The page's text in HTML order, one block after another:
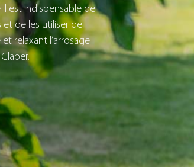
est indispensable de
de les utiliser de
relaxant l’arrosage